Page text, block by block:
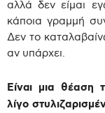
αλλά δεν είμαι
κάποια γραμμή
Δεν το
αν υπάρχει.
Είναι μια θέαση
λίγο